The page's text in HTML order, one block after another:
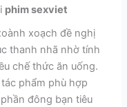
phim sexviet
xoạch đề nghị
thanh nhã nhờ tính
chế thức ăn uống.
phẩm phù hợp
đông bạn tiêu